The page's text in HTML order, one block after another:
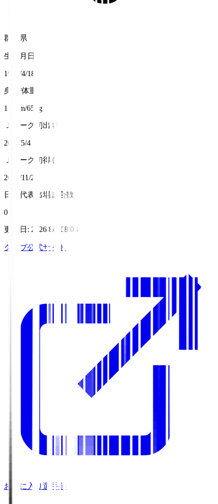
群馬県
生年月日
1988/4/18
身長/体重
175cm/65kg
Ｊリーグ初出場
2011/5/4
Ｊリーグ初得点
2015/11/23
日本代表出場試合数
0
更新日 : 2026/8/6 08:03
クラブ公式サイト
お気に入り選手登録